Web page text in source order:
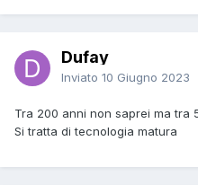
Dufay
Inviato 10 Giugno 2023
Tra 200 anni non saprei ma tra
Si tratta di tecnologia matura